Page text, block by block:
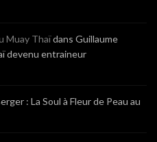
Muay Thaïdans Guillaume
devenu entraineur
: La Soul à Fleur de Peau au